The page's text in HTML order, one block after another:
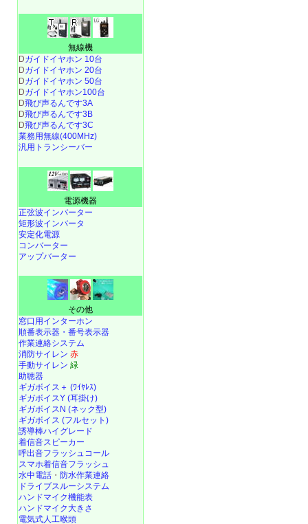
無線機
Dガイドイヤホン 10台
Dガイドイヤホン 20台
Dガイドイヤホン 50台
Dガイドイヤホン100台
D飛び声るんです3A
D飛び声るんです3B
D飛び声るんです3C
業務用無線(400MHz)
汎用トランシーバー
電源機器
正弦波インバーター
矩形波インバータ
安定化電源
コンバーター
アップバーター
その他
窓口用インターホン
順番表示器・番号表示器
作業連絡システム
消防サイレン 赤
手動サイレン 緑
助聴器
ギガボイス＋ (ﾜｲﾔﾚｽ)
ギガボイスY (耳掛け)
ギガボイスN (ネック型)
ギガボイス (フルセット)
誘導棒ハイグレード
着信音スピーカー
呼出音フラッシュコール
スマホ着信音フラッシュ
水中電話 ・ 防水作業連絡
ドライブスルーシステム
ハンドマイク機能表
ハンドマイク大きさ
電気式人工喉頭